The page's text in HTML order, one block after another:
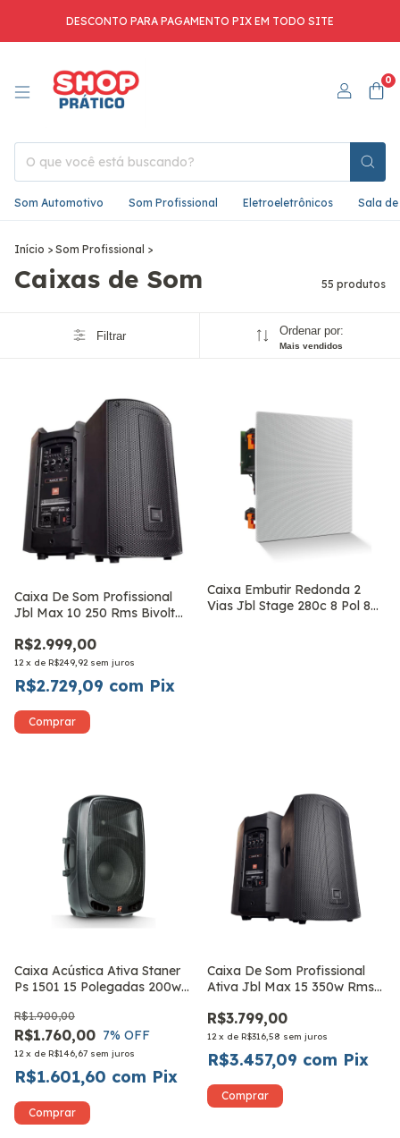
DESCONTO PARA PAGAMENTO PIX EM TODO SITE
0
Som Automotivo Som Profissional Eletroeletrônicos Sala de
Início > Som Profissional >
Caixas de Som 55 produtos
Filtrar Ordenar por:
Mais vendidos
Caixa De Som Profissional
Jbl Max 10 250 Rms Bivolt
R$2.999,00
12 x de R$249,92 sem juros
R$2.729,09 com Pix
Caixa Embutir Redonda 2
Vias Jbl Stage 280c 8 Pol 8
Caixa Acústica Ativa Staner
Ps 1501 15 Polegadas 200w
R$1.760,00
R$1.900,00
7% OFF
12 x de R$146,67 sem juros
R$1.601,60 com Pix
Caixa De Som Profissional
Ativa Jbl Max 15 350w Rms
R$3.799,00
12 x de R$316,58 sem juros
R$3.457,09 com Pix